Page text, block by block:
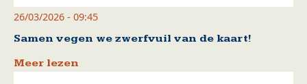
26/03/2026 - 09:45
Samen vegen we zwerfvuil van de kaart!
Meer lezen